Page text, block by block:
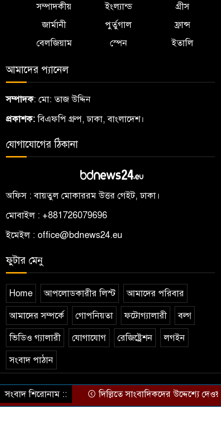
Dalton Zahir Appointed as
Global Ambassador for Skål
International Alto Valle in
৭
৮
নকশী বাংলা ফাউন্ডেশনএর
মাসব্যাপী বৃক্ষরোপণ
Bangladesh’s Bright Face on
the Global Stage: The
Farid Ahammad Rony
সম্পাদকীয় ইংল্যান্ড
গ্রীস
জার্মানী
পুর্তুগাল
ফ্রান্স
বেলজিয়াম
স্পেন ইতালি
আমাদের প্যানেল
সম্পাদক: মো: তাজ উদ্দিন
প্রকাশক:বিএফপি গ্রুপ, ঢাকা, বাংলাদেশ।
যোগাযোগের ঠিকানা
অফিস : বায়তুল মোকাররম উত্তর গেইট, ঢাকা।
মোবাইল : +881726079696
ইমেইল : office@bdnews24.eu
ফুটার মেনু
Home আপলোডকারীর লিস্ট আমাদের পরিবার
আমাদের সম্পর্কে গোপনিয়তা ফটোগ্যালারী বল্গ
ভিডিও গ্যালারী যোগাযোগ রেজিষ্ট্রেশন লগইন
সংবাদ পাঠান
© All rights reserved © by bdnews24.eu
Theme Developed BYThemesBazar.Com
সংবাদ শিরোনাম :: দিল্লিতে সাংবাদিকদের উদ্দেশ্যে